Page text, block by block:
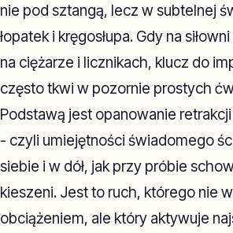
nie pod sztangą, lecz w subtelnej
łopatek i kręgosłupa. Gdy na
na ciężarze i licznikach, klucz do
często tkwi w pozornie prostych
Podstawą jest opanowanie
- czyli umiejętności świadomego
siebie i w dół, jak przy próbie
kieszeni. Jest to ruch, którego nie
obciążeniem, ale który aktywuje